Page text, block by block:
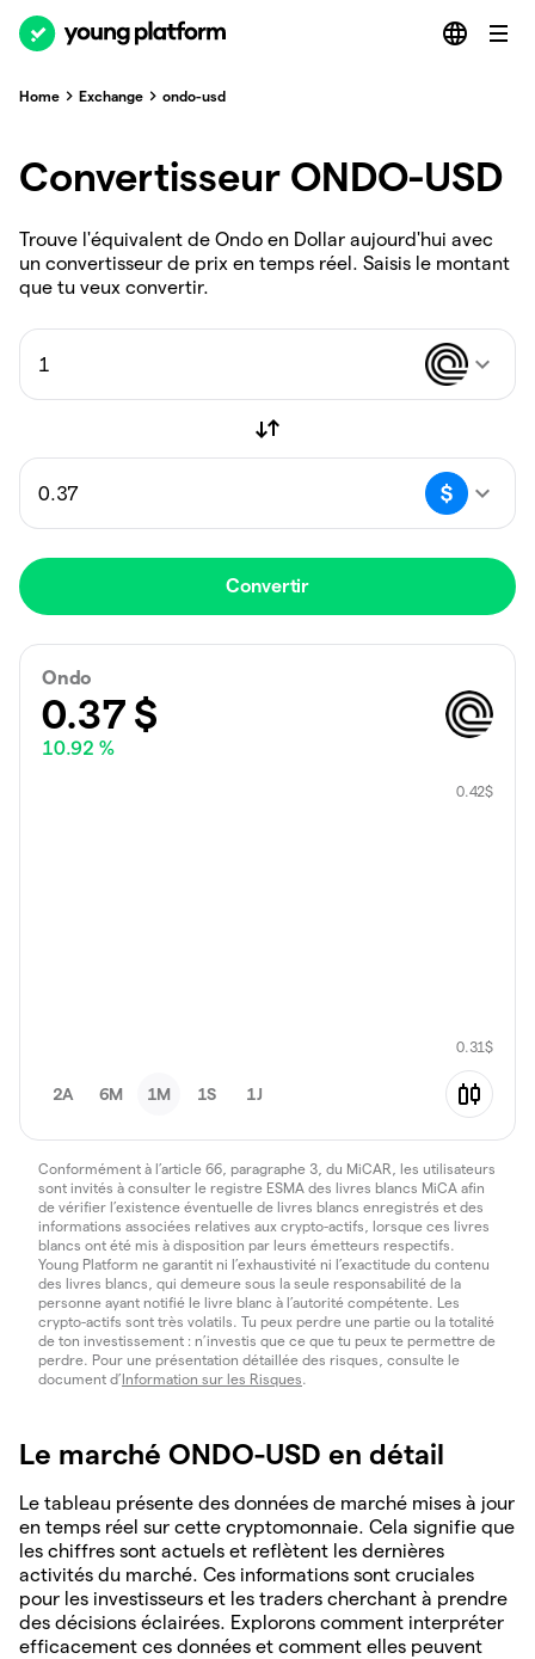
Home Exchange ondo-usd
Convertisseur ONDO-USD
Trouve l'équivalent de Ondo en Dollar aujourd'hui avec
un convertisseur de prix en temps réel. Saisis le montant
que tu veux convertir.
Convertir
Ondo
0.37 $
10.92 %
0.42$
0.31$
2A 6M 1M 1S 1J
Conformément à l’article 66, paragraphe 3, du MiCAR, les utilisateurs
sont invités à consulter le registre ESMA des livres blancs MiCA afin
de vérifier l’existence éventuelle de livres blancs enregistrés et des
informations associées relatives aux crypto-actifs, lorsque ces livres
blancs ont été mis à disposition par leurs émetteurs respectifs.
Young Platform ne garantit ni l’exhaustivité ni l’exactitude du contenu
des livres blancs, qui demeure sous la seule responsabilité de la
personne ayant notifié le livre blanc à l’autorité compétente. Les
crypto-actifs sont très volatils. Tu peux perdre une partie ou la totalité
de ton investissement : n’investis que ce que tu peux te permettre de
perdre. Pour une présentation détaillée des risques, consulte le
document d’Information sur les Risques.
Le marché ONDO-USD en détail
Le tableau présente des données de marché mises à jour
en temps réel sur cette cryptomonnaie. Cela signifie que
les chiffres sont actuels et reflètent les dernières
activités du marché. Ces informations sont cruciales
pour les investisseurs et les traders cherchant à prendre
des décisions éclairées. Explorons comment interpréter
efficacement ces données et comment elles peuvent